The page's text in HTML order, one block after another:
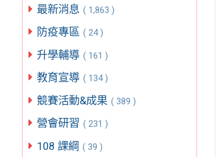
最新消息 ( 1,863 )
防疫專區 ( 24 )
升學輔導 ( 161 )
教育宣導 ( 134 )
競賽活動&成果 ( 389 )
營會研習 ( 231 )
108 課綱 ( 39 )